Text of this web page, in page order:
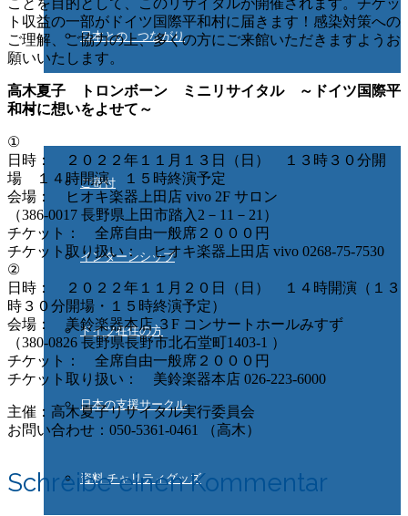
日本との つながり
ご協力ください
ご寄付
インターンシップ
ドイツ在住の方
日本の支援サークル
資料 チャリティグッズ
ことを目的として、このリサイタルが開催されます。チケッ
ト収益の一部がドイツ国際平和村に届きます！感染対策への
ご理解、ご協力の上、多くの方にご来館いただきますようお
願いいたします。
高木夏子 トロンボーン ミニリサイタル ～ドイツ国際平
和村に想いをよせて～
①
日時： ２０２２年１１月１３日（日） １３時３０分開
場 １４時開演 １５時終演予定
会場： ヒオキ楽器上田店 vivo 2F サロン
（386-0017 長野県上田市踏入2－11－21）
チケット： 全席自由一般席２０００円
チケット取り扱い： ヒオキ楽器上田店 vivo 0268-75-7530
②
日時： ２０２２年１１月２０日（日） １４時開演（１３
時３０分開場・１５時終演予定）
会場： 美鈴楽器本店 ３F コンサートホールみすず
（380-0826 長野県長野市北石堂町1403-1 ）
チケット： 全席自由一般席２０００円
チケット取り扱い： 美鈴楽器本店 026-223-6000
主催：高木夏子リサイタル実行委員会
お問い合わせ：050‐5361‐0461 （高木）
Schreibe einen Kommentar